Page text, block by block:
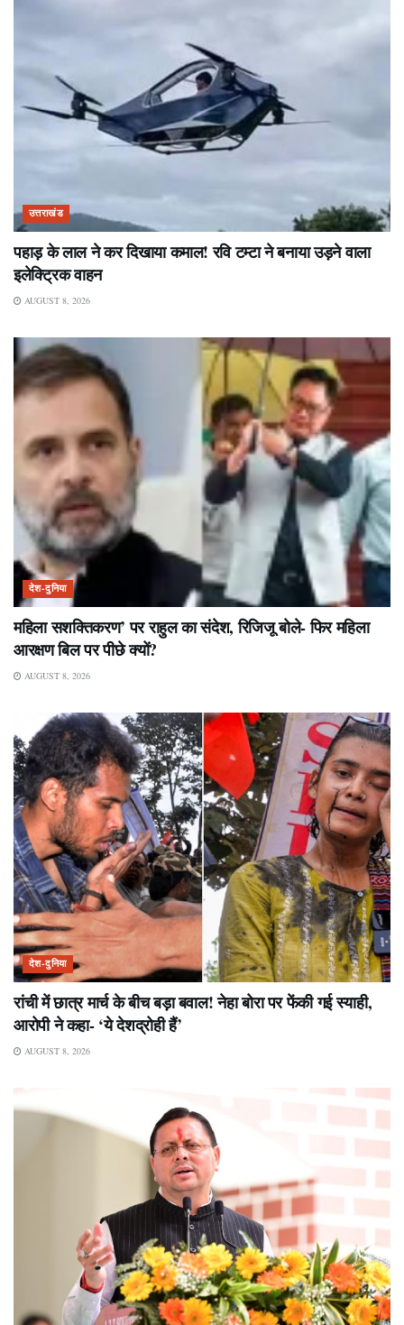
उत्तराखंड
पहाड़ के लाल ने कर दिखाया कमाल! रवि टम्टा ने बनाया उड़ने वाला
इलेक्ट्रिक वाहन
AUGUST 8, 2026
देश-दुनिया
महिला सशक्तिकरण’ पर राहुल का संदेश, रिजिजू बोले- फिर महिला
आरक्षण बिल पर पीछे क्यों?
AUGUST 8, 2026
देश-दुनिया
रांची में छात्र मार्च के बीच बड़ा बवाल! नेहा बोरा पर फेंकी गई स्याही,
आरोपी ने कहा- ‘ये देशद्रोही हैं’
AUGUST 8, 2026